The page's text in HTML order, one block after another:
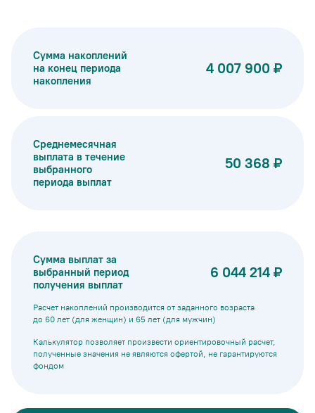
Сумма накоплений
на конец периода
накопления
4 007 900 ₽
Среднемесячная
выплата в течение
выбранного
периода выплат
50 368 ₽
Сумма выплат за
выбранный период
получения выплат
6 044 214 ₽
Расчет накоплений производится от заданного возраста
до 60 лет (для женщин) и 65 лет (для мужчин)
Калькулятор позволяет произвести ориентировочный расчет,
полученные значения не являются офертой, не гарантируются
фондом